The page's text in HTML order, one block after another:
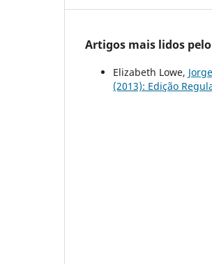
Artigos mais lidos
Elizabeth Lowe,
(2013): Edição